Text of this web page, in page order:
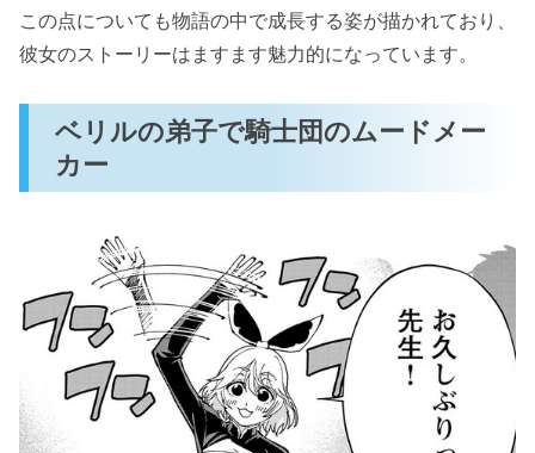
この点についても物語の中で成長する姿が描かれており、
彼女のストーリーはますます魅力的になっています。
ベリルの弟子で騎士団のムードメー
カー